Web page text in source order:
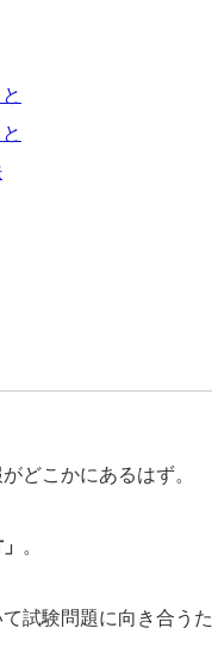
どこかにあるはず。
。
試験問題に向き合うた